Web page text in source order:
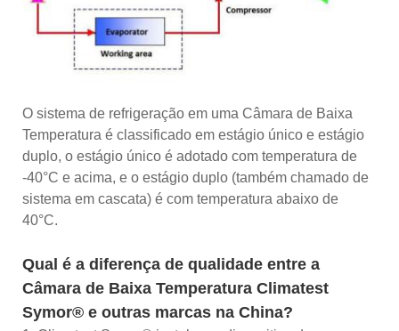
O sistema de refrigeração em uma Câmara de Baixa
Temperatura é classificado em estágio único e estágio
duplo, o estágio único é adotado com temperatura de
-40°C e acima, e o estágio duplo (também chamado de
sistema em cascata) é com temperatura abaixo de
40°C.
Qual é a diferença de qualidade entre a
Câmara de Baixa Temperatura Climatest
Symor® e outras marcas na China?